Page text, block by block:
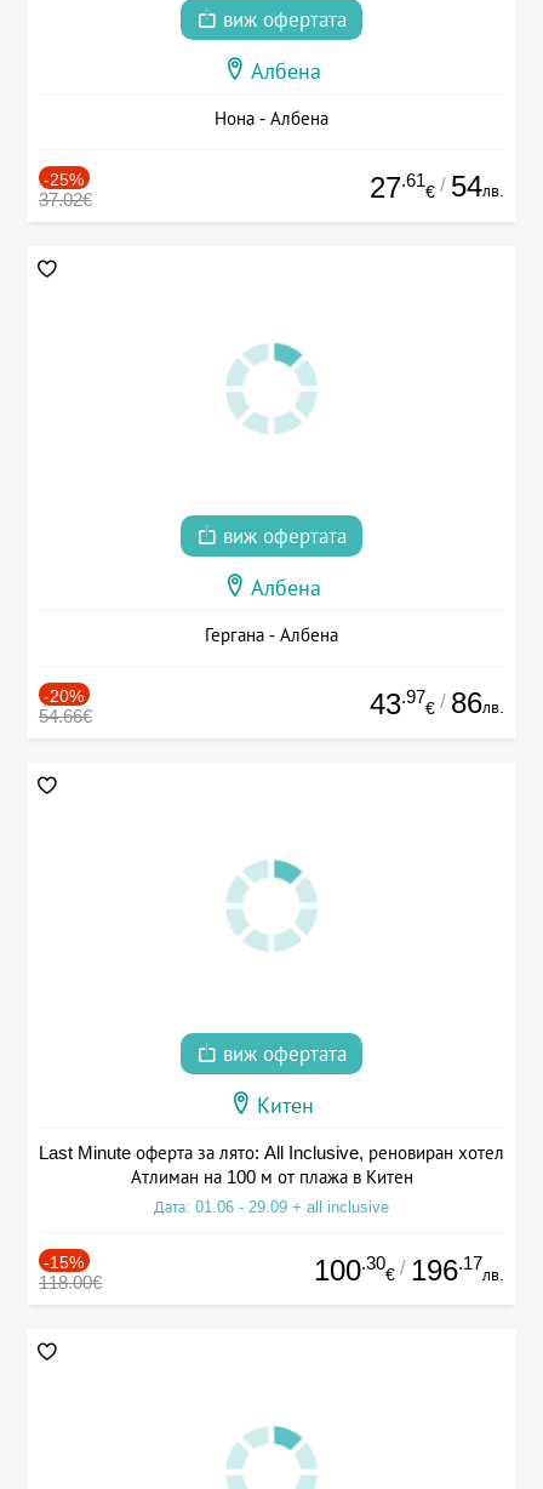
виж офертата
Албена
Нона - Албена
-25%
37.02€ 27.61
€ / 54лв.
виж офертата
Албена
Гергана - Албена
-20%
54.66€ 43.97
€ / 86лв.
виж офертата
Китен
Last Minute оферта за лято: All Inclusive, реновиран хотел
Атлиман на 100 м от плажа в Китен
Дата: 01.06 - 29.09 + all inclusive
-15%
118.00€ 100.30
€ / 196.17
лв.